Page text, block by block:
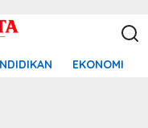
EKONOMI